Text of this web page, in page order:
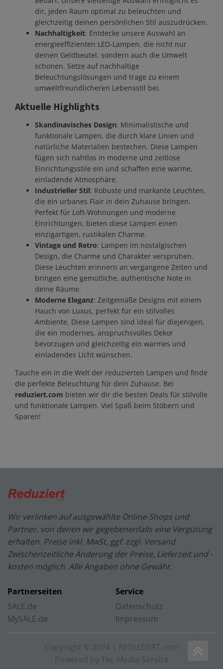
dir, jeden Raum optimal zu beleuchten und
gleichzeitig deinen persönlichen Stil auszudrücken.
Nachhaltigkeit: Entdecke unsere Auswahl an
energieeffizienten LED-Lampen, die nicht nur
deinen Geldbeutel, sondern auch die Umwelt
schonen. Setze auf nachhaltige
Beleuchtungslösungen und trage zu einem
umweltfreundlicheren Lebensstil bei.
Aktuelle Highlights
Skandinavisches Design: Minimalistische und
funktionale Lampen, die durch klare Linien und
natürliche Materialien bestechen. Diese Lampen
fügen sich nahtlos in moderne und zeitlose
Einrichtungsstile ein und schaffen eine warme,
einladende Atmosphäre.
Industrieller Stil: Robuste und markante Leuchten,
die ein urbanes Flair in dein Zuhause bringen.
Perfekt für Loft-Wohnungen und moderne
Einrichtungen, bieten diese Lampen einen
einzigartigen, rustikalen Charme.
Vintage und Retro: Lampen im nostalgischen
Design, die Charme und Charakter versprühen.
Diese Leuchten erinnern an vergangene Zeiten und
bringen eine gemütliche, authentische Note in
deine Räume.
Moderne Eleganz: Zeitgemäße Designs mit einem
Hauch von Luxus, perfekt für ein stilvolles
Ambiente. Diese Lampen sind ideal für diejenigen,
die ein modernes, anspruchsvolles Dekor
bevorzugen und gleichzeitig ein warmes und
einladendes Licht wünschen.
Tauche ein in die Welt der reduzierten Lampen und finde
die perfekte Beleuchtung für dein Zuhause. Bei
reduziert.com bieten wir dir die besten Deals für stilvolle
und funktionale Lampen. Viel Spaß beim Stöbern und
Sparen!
Wir verlinken auf ausgewählte Online-Shops und
Partner, von denen wir gegebenenfalls eine Vergütung
erhalten. Preise inkl. MwSt, ggf. zzgl. Versand.
Zwischenzeitliche Änderung der Preise, Lieferzeit und -
kosten möglich. Alle Angaben ohne Gewähr.
Partnerseiten
SALE.de
MySALE.de
Service
Datenschutz
Impressum
Copyright © 2024 | REDUZIERT.com
Powered by Tec-Media-Service